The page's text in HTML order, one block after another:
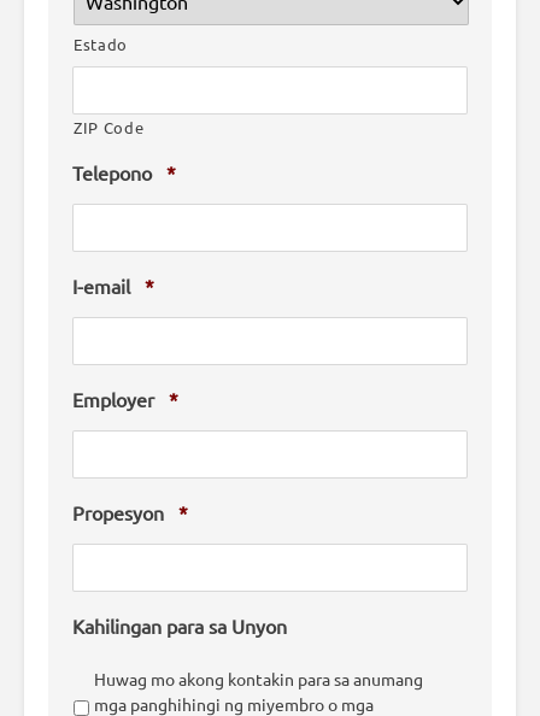
Estado
ZIP Code
Telepono *
I-email *
Employer *
Propesyon *
Kahilingan para sa Unyon
Huwag mo akong kontakin para sa anumang
mga panghihingi ng miyembro o mga